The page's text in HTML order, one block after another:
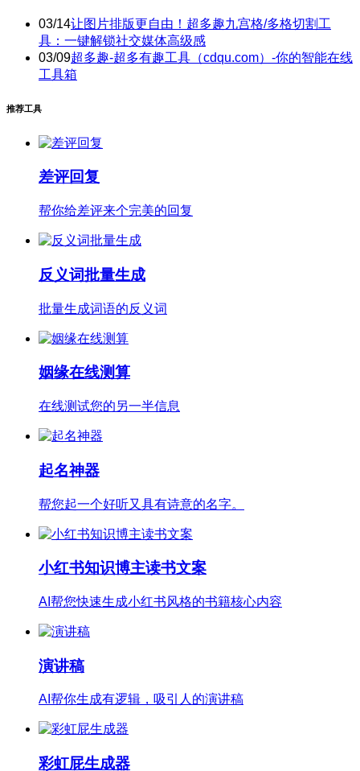
03/14让图片排版更自由！超多趣九宫格/多格切割工
具：一键解锁社交媒体高级感
03/09超多趣-超多有趣工具（cdqu.com）-你的智能在线
工具箱
推荐工具
差评回复
帮你给差评来个完美的回复
反义词批量生成
批量生成词语的反义词
姻缘在线测算
在线测试您的另一半信息
起名神器
帮您起一个好听又具有诗意的名字。
小红书知识博主读书文案
AI帮您快速生成小红书风格的书籍核心内容
演讲稿
AI帮你生成有逻辑，吸引人的演讲稿
彩虹屁生成器